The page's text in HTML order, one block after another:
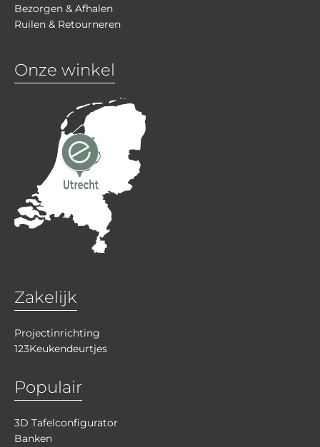
Bezorgen & Afhalen
Ruilen & Retourneren
Onze winkel
Zakelijk
Projectinrichting
123Keukendeurtjes
Populair
3D Tafelconfigurator
Banken